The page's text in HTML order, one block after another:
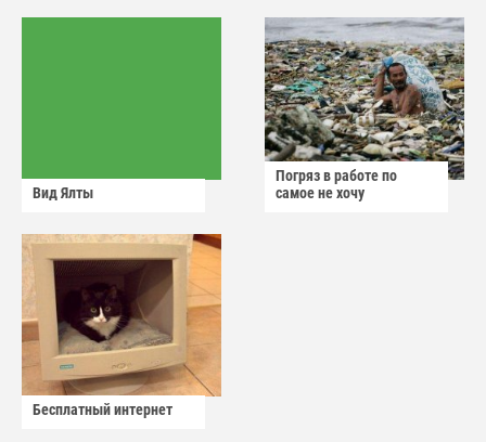
Вид Ялты
Погряз в работе по
самое не хочу
Бесплатный интернет